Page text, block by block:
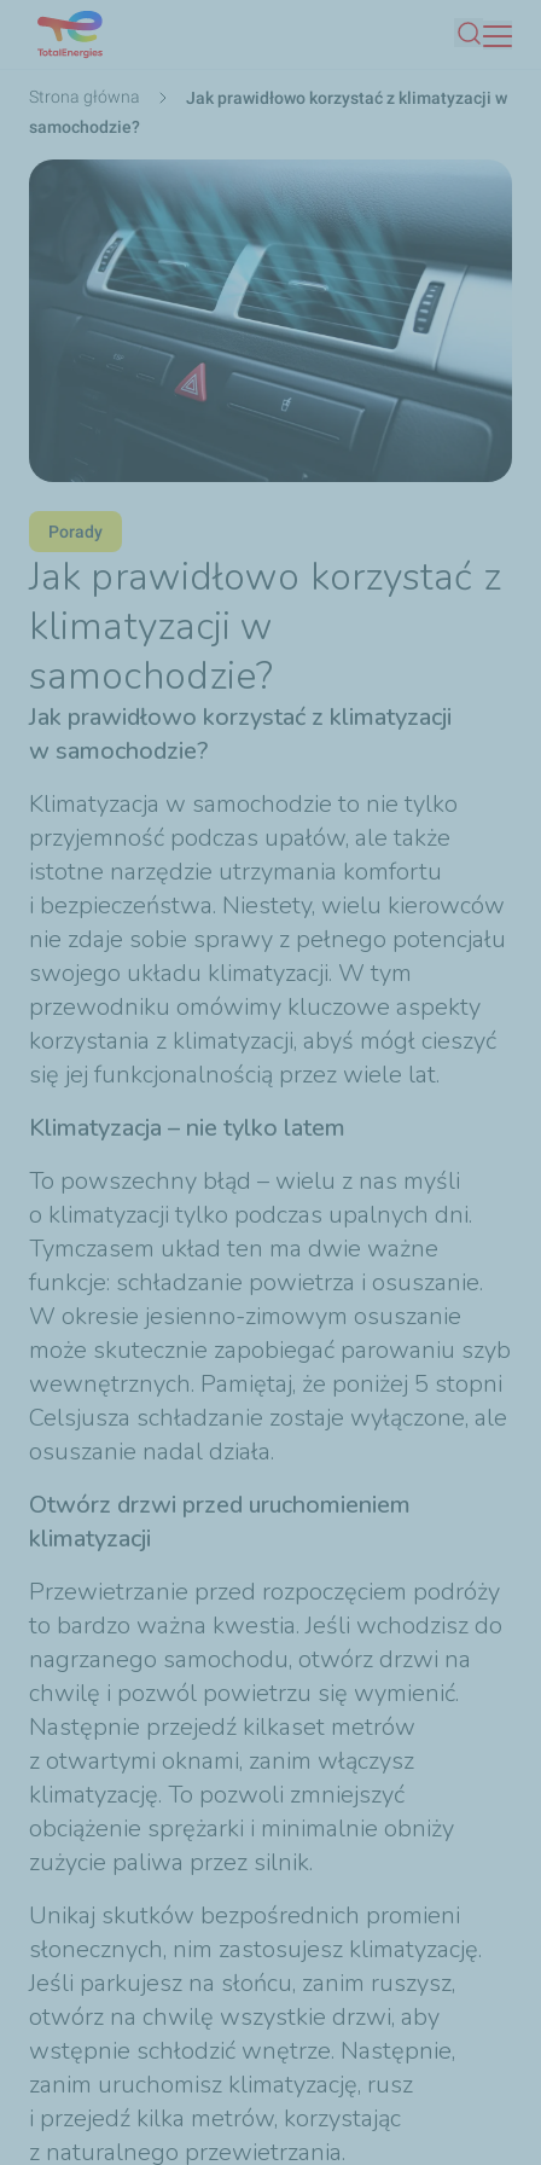
treści
Szukaj
Ścieżka
nawigacyjna
Strona główna
Jak prawidłowo korzystać z klimatyzacji w
samochodzie?
Porady
Jak prawidłowo korzystać z
klimatyzacji w
samochodzie?
Jak prawidłowo korzystać z klimatyzacji
w samochodzie?
Klimatyzacja w samochodzie to nie tylko
przyjemność podczas upałów, ale także
istotne narzędzie utrzymania komfortu
i bezpieczeństwa. Niestety, wielu kierowców
nie zdaje sobie sprawy z pełnego potencjału
swojego układu klimatyzacji. W tym
przewodniku omówimy kluczowe aspekty
korzystania z klimatyzacji, abyś mógł cieszyć
się jej funkcjonalnością przez wiele lat.
Klimatyzacja – nie tylko latem
To powszechny błąd – wielu z nas myśli
o klimatyzacji tylko podczas upalnych dni.
Tymczasem układ ten ma dwie ważne
funkcje: schładzanie powietrza i osuszanie.
W okresie jesienno-zimowym osuszanie
może skutecznie zapobiegać parowaniu szyb
wewnętrznych. Pamiętaj, że poniżej 5 stopni
Celsjusza schładzanie zostaje wyłączone, ale
osuszanie nadal działa.
Otwórz drzwi przed uruchomieniem
klimatyzacji
Przewietrzanie przed rozpoczęciem podróży
to bardzo ważna kwestia. Jeśli wchodzisz do
nagrzanego samochodu, otwórz drzwi na
chwilę i pozwól powietrzu się wymienić.
Następnie przejedź kilkaset metrów
z otwartymi oknami, zanim włączysz
klimatyzację. To pozwoli zmniejszyć
obciążenie sprężarki i minimalnie obniży
zużycie paliwa przez silnik.
Unikaj skutków bezpośrednich promieni
słonecznych, nim zastosujesz klimatyzację.
Jeśli parkujesz na słońcu, zanim ruszysz,
otwórz na chwilę wszystkie drzwi, aby
wstępnie schłodzić wnętrze. Następnie,
zanim uruchomisz klimatyzację, rusz
i przejedź kilka metrów, korzystając
z naturalnego przewietrzania.